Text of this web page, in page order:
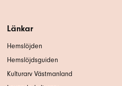
Länkar
Hemslöjden
Hemslöjdsguiden
Kulturarv Västmanland